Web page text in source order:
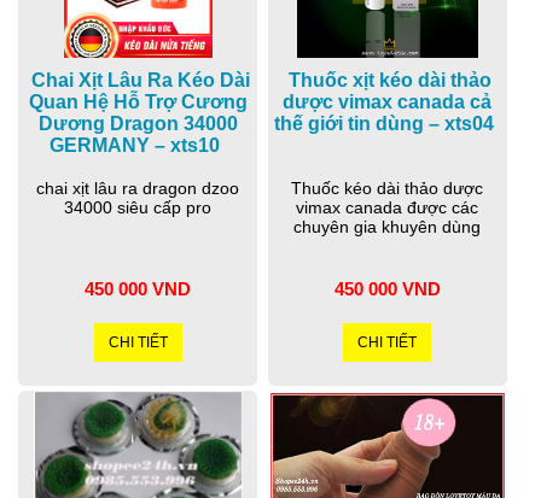
Chai Xịt Lâu Ra Kéo Dài
Quan Hệ Hỗ Trợ Cương
Dương Dragon 34000
GERMANY – xts10
chai xịt lâu ra dragon dzoo
34000 siêu cấp pro
450 000 VND
CHI TIẾT
Thuốc xịt kéo dài thảo
dược vimax canada cả
thế giới tin dùng – xts04
Thuốc kéo dài thảo dược
vimax canada được các
chuyên gia khuyên dùng
450 000 VND
CHI TIẾT